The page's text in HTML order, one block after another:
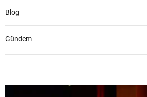
Blog
Gündem